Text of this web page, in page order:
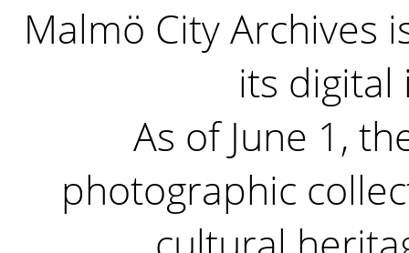
Malmö City Archives
its digital
As of June 1,
photographic